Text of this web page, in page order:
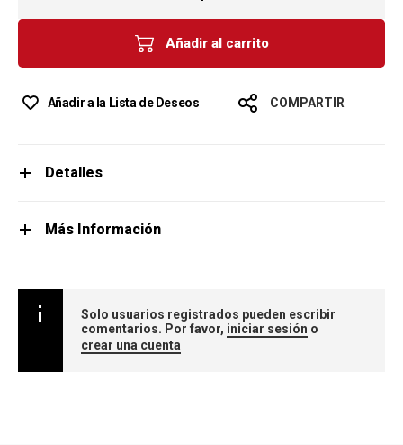
Añadir al carrito
Añadir a la Lista de Deseos COMPARTIR
Detalles
Más Información
Solo usuarios registrados pueden escribir
comentarios. Por favor, iniciar sesión o
crear una cuenta